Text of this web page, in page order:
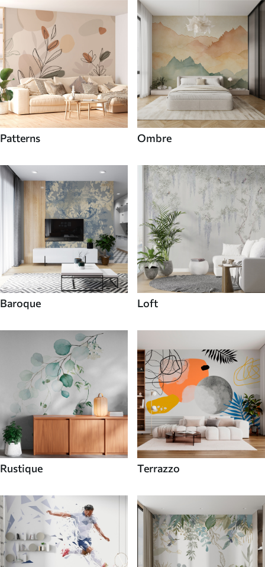
Patterns Ombre
Baroque Loft
Rustique Terrazzo